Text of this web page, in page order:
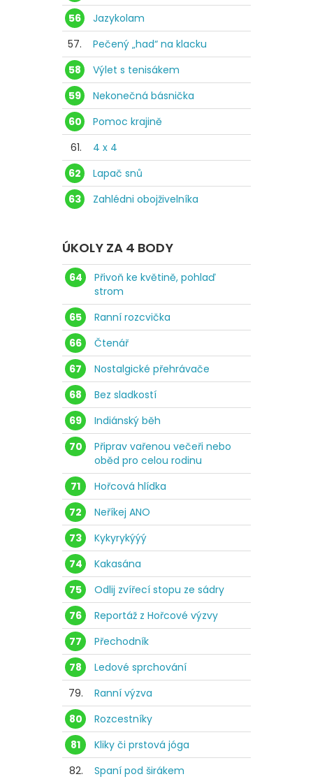
56
Jazykolam
57.
Pečený „had“ na klacku
58
Výlet s tenisákem
59
Nekonečná básnička
60
Pomoc krajině
61.
4 x 4
62
Lapač snů
63
Zahlédni obojživelníka
ÚKOLY ZA 4 BODY
64
Přivoň ke květině, pohlaď
strom
65
Ranní rozcvička
66
Čtenář
67
Nostalgické přehrávače
68
Bez sladkostí
69
Indiánský běh
70
Připrav vařenou večeři nebo
oběd pro celou rodinu
71
Hořcová hlídka
72
Neříkej ANO
73
Kykyrykýýý
74
Kakasána
75
Odlij zvířecí stopu ze sádry
76
Reportáž z Hořcové výzvy
77
Přechodník
78
Ledové sprchování
79.
Ranní výzva
80
Rozcestníky
81
Kliky či prstová jóga
82.
Spaní pod širákem